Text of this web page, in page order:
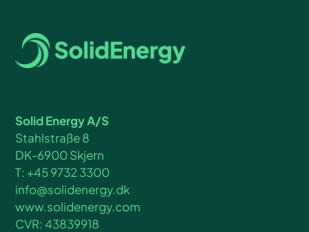
Solid Energy A/S
Stahlstraße 8
DK-6900 Skjern
T: +45 9732 3300
info@solidenergy.dk
www.solidenergy.com
CVR: 43839918